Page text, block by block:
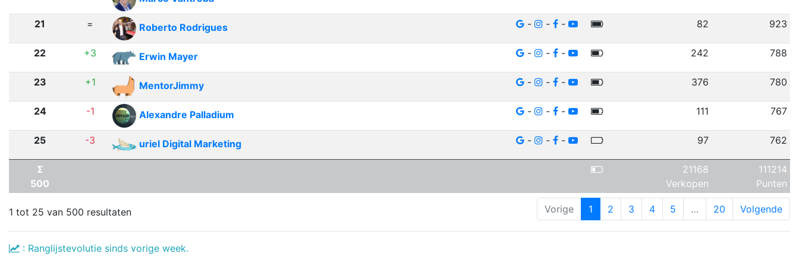
21 = Roberto Rodrigues - - - 82 923
22 +3 Erwin Mayer - - - 242 788
23 +1 MentorJimmy - - - 376 780
24 -1 Alexandre Palladium - - - 111 767
25 -3 uriel Digital Marketing - - - 97 762
Σ
500
21168
Verkopen
111214
Punten
1 tot 25 van 500 resultaten Vorige 1 2 3 4 5 … 20 Volgende
: Ranglijstevolutie sinds vorige week.